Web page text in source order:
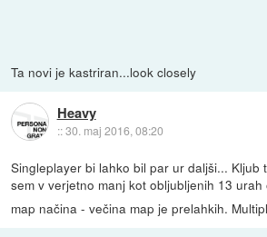
Ta novi je kastriran...look closely
Heavy
::30. maj 2016, 08:20
Singleplayer bi lahko bil par ur daljši... Kljub
sem v verjetno manj kot obljubljenih 13
map načina - večina map je prelahkih.